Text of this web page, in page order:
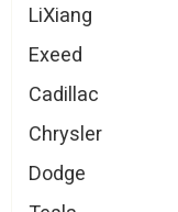
LiXiang
Exeed
Cadillac
Chrysler
Dodge